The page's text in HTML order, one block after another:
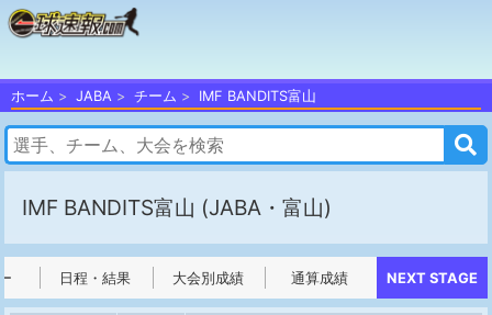
ホーム JABA チーム IMF BANDITS富山
IMF BANDITS富山 (JABA・富山)
日程・結果 大会別成績 通算成績 NEXT STAGE